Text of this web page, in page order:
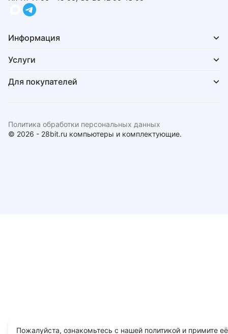
Информация
Услуги
Для покупателей
© 2026 - 28bit.ru компьютеры и комплектующие.
Политика обработки персональных данных
Пожалуйста, ознакомьтесь с нашей политикой и примите